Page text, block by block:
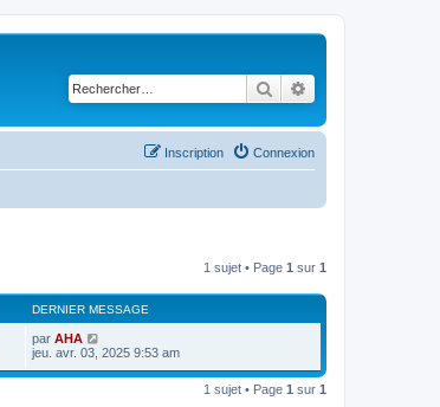
Rechercher
Connexion
Inscription
1 sujet • Page 1 sur 1
DERNIER MESSAGE
par AHA
jeu. avr. 03, 2025 9:53 am
1 sujet • Page 1 sur 1